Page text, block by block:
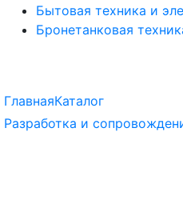
Бытовая техника и
Бронетанковая
ГлавнаяКаталог
Разработка и